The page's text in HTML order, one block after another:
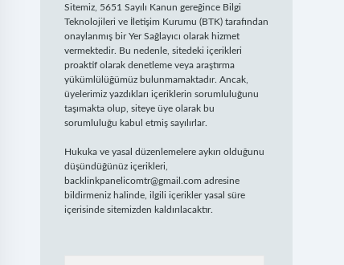
Sitemiz, 5651 Sayılı Kanun gereğince Bilgi
Teknolojileri ve İletişim Kurumu (BTK) tarafından
onaylanmış bir Yer Sağlayıcı olarak hizmet
vermektedir. Bu nedenle, sitedeki içerikleri
proaktif olarak denetleme veya araştırma
yükümlülüğümüz bulunmamaktadır. Ancak,
üyelerimiz yazdıkları içeriklerin sorumluluğunu
taşımakta olup, siteye üye olarak bu
sorumluluğu kabul etmiş sayılırlar.
Hukuka ve yasal düzenlemelere aykırı olduğunu
düşündüğünüz içerikleri,
backlinkpanelicomtr@gmail.com adresine
bildirmeniz halinde, ilgili içerikler yasal süre
içerisinde sitemizden kaldırılacaktır.